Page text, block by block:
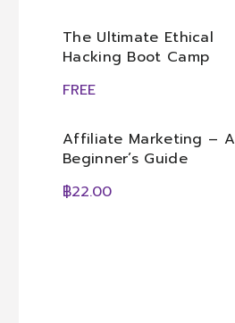
The Ultimate Ethical
Hacking Boot Camp
FREE
Affiliate Marketing – A
Beginner’s Guide
฿22.00